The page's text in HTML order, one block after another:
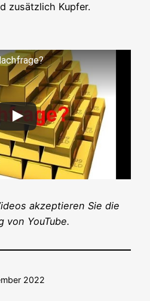
zusätz­lich Kupfer.
akzep­tie­ren Sie die
von YouTube.
2022